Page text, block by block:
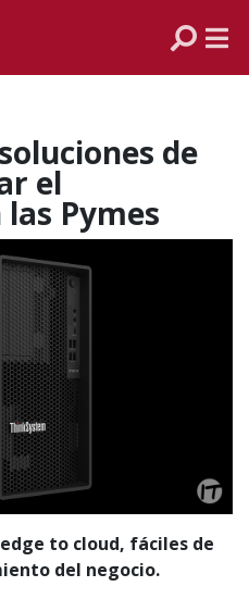
de
el
Pymes
to cloud, fáciles de
del negocio.